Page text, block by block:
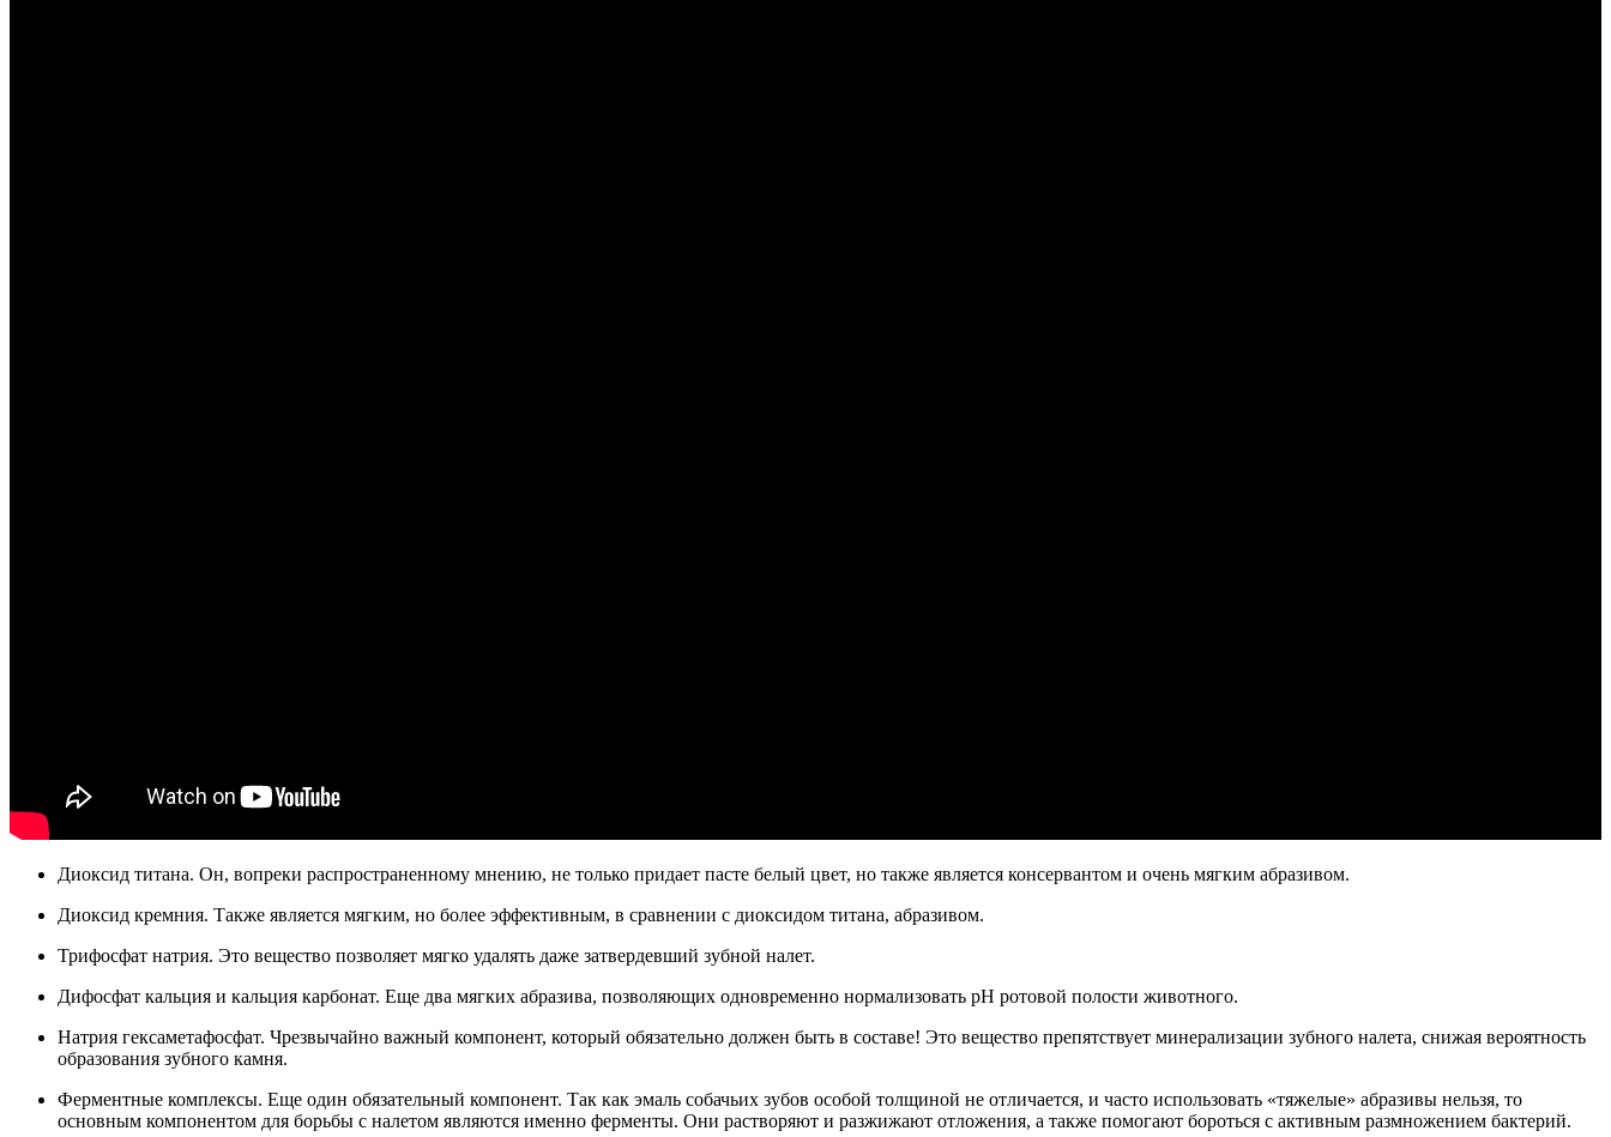
Диоксид титана. Он, вопреки распространенному мнению, не только придает пасте белый цвет, но также является консервантом и очень мягким абразивом.
Диоксид кремния. Также является мягким, но более эффективным, в сравнении с диоксидом титана, абразивом.
Трифосфат натрия. Это вещество позволяет мягко удалять даже затвердевший зубной налет.
Дифосфат кальция и кальция карбонат. Еще два мягких абразива, позволяющих одновременно нормализовать рН ротовой полости животного.
Натрия гексаметафосфат. Чрезвычайно важный компонент, который обязательно должен быть в составе! Это вещество препятствует минерализации зубного налета, снижая вероятность
образования зубного камня.
Ферментные комплексы. Еще один обязательный компонент. Так как эмаль собачьих зубов особой толщиной не отличается, и часто использовать «тяжелые» абразивы нельзя, то
основным компонентом для борьбы с налетом являются именно ферменты. Они растворяют и разжижают отложения, а также помогают бороться с активным размножением бактерий.